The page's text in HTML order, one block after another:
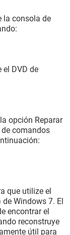
la consola de
el DVD de
opción Reparar
comandos
que utilize el
Windows 7. El
encontrar el
reconstruye
útil para